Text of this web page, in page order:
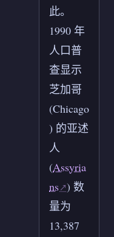
此。
1990 年
人口普
查显示
芝加哥
(Chicago
) 的亚述
人
(Assyria
ns ) 数
量为
13,387